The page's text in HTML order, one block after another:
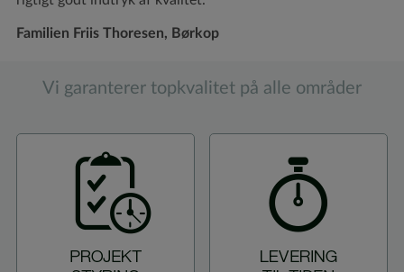
Familien Friis Thoresen, Børkop
Vi garanterer topkvalitet på alle områder